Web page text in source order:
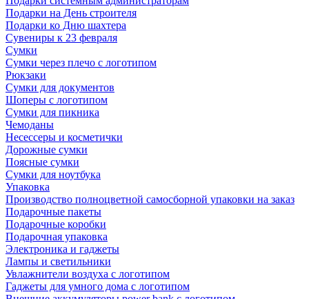
Подарки на День строителя
Подарки ко Дню шахтера
Сувениры к 23 февраля
Сумки
Сумки через плечо с логотипом
Рюкзаки
Сумки для документов
Шоперы с логотипом
Сумки для пикника
Чемоданы
Несессеры и косметички
Дорожные сумки
Поясные сумки
Сумки для ноутбука
Упаковка
Производство полноцветной самосборной упаковки на заказ
Подарочные пакеты
Подарочные коробки
Подарочная упаковка
Электроника и гаджеты
Лампы и светильники
Увлажнители воздуха с логотипом
Гаджеты для умного дома с логотипом